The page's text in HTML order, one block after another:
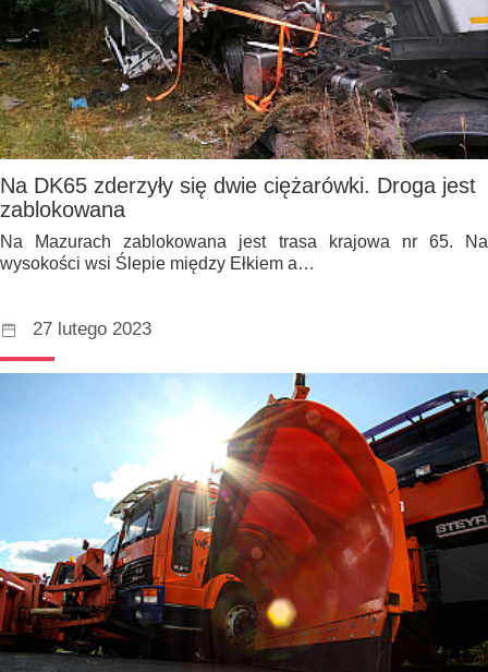
Na DK65 zderzyły się dwie ciężarówki. Droga jest
zablokowana
Na Mazurach zablokowana jest trasa krajowa nr 65. Na
wysokości wsi Ślepie między Ełkiem a…
27 lutego 2023